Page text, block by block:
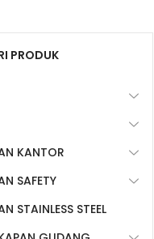
PRODUK
KANTOR
SAFETY
STAINLESS STEEL